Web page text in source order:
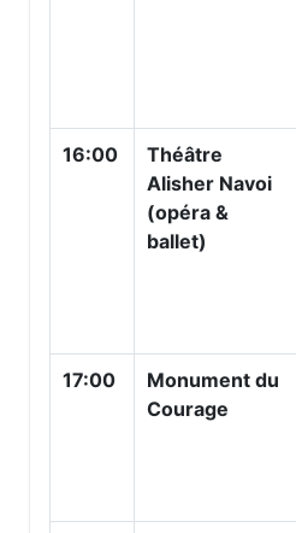
16:00
Théâtre
Alisher Navoi
(opéra &
ballet)
17:00
Monument du
Courage